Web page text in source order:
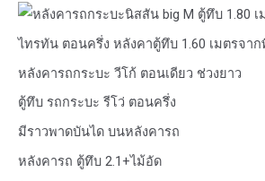
นิสสัน big M ตู้ทึบ 1.80
ไทรทัน ตอนครึ่ง หลังคาตู้ทึบ 1.60 เมตรจา
หลังคารถกระบะ วีโก้ ตอนเดียว ช่วงยาว
ตู้ทึบ รถกระบะ รีโว่ ตอนครึ่ง
มีราวพาดบันได บนหลังคารถ
หลังคารถ ตู้ทึบ 2.1+ไม้อัด